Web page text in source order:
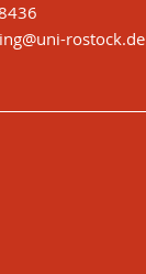
@uni-rostock.de